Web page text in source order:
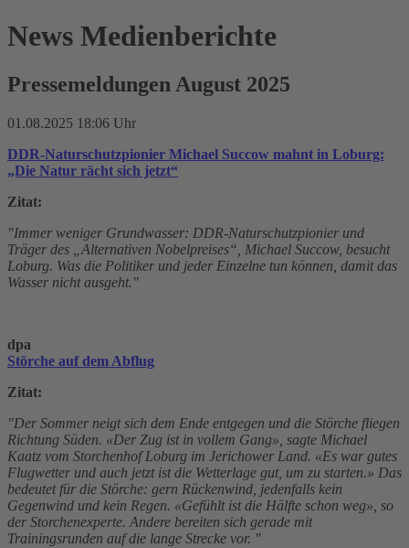
News Medienberichte
Pressemeldungen August 2025
01.08.2025 18:06 Uhr
DDR-Naturschutzpionier Michael Succow mahnt in Loburg:
„Die Natur rächt sich jetzt“
Zitat:
"Immer weniger Grundwasser: DDR-Naturschutzpionier und
Träger des „Alternativen Nobelpreises“, Michael Succow, besucht
Loburg. Was die Politiker und jeder Einzelne tun können, damit das
Wasser nicht ausgeht."
dpa
Störche auf dem Abflug
Zitat:
"Der Sommer neigt sich dem Ende entgegen und die Störche fliegen
Richtung Süden. «Der Zug ist in vollem Gang», sagte Michael
Kaatz vom Storchenhof Loburg im Jerichower Land. «Es war gutes
Flugwetter und auch jetzt ist die Wetterlage gut, um zu starten.» Das
bedeutet für die Störche: gern Rückenwind, jedenfalls kein
Gegenwind und kein Regen. «Gefühlt ist die Hälfte schon weg», so
der Storchenexperte. Andere bereiten sich gerade mit
Trainingsrunden auf die lange Strecke vor. "